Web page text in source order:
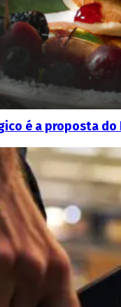
é a proposta